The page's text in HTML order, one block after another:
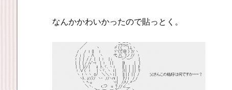
なんかかわいかったので貼っとく。